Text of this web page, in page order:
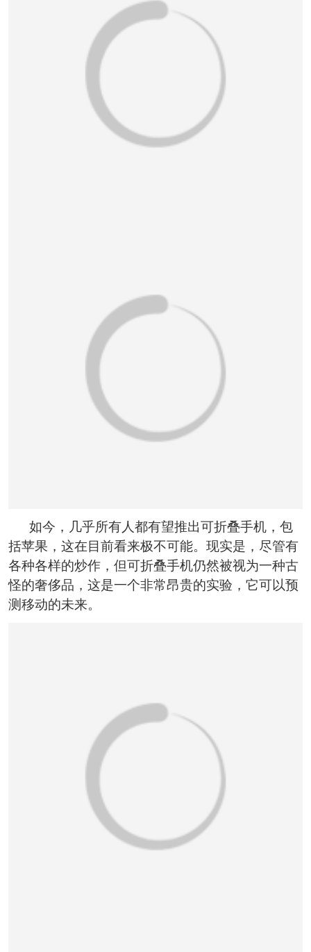
如今，几乎所有人都有望推出可折叠手机，包
括苹果，这在目前看来极不可能。现实是，尽管有
各种各样的炒作，但可折叠手机仍然被视为一种古
怪的奢侈品，这是一个非常昂贵的实验，它可以预
测移动的未来。